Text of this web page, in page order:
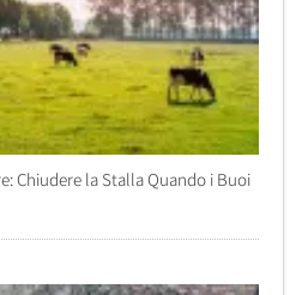
Chiudere la Stalla Quando i Buoi